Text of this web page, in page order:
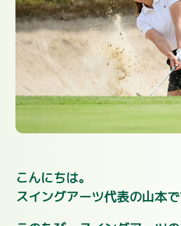
こんにちは。
スイングアーツ代表の山本で